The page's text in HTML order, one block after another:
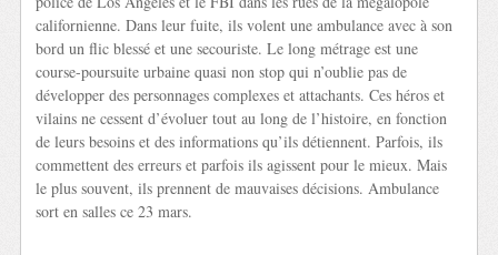
californienne. Dans leur fuite, ils volent une ambulance avec à son
bord un flic blessé et une secouriste. Le long métrage est une
course-poursuite urbaine quasi non stop qui n’oublie pas de
développer des personnages complexes et attachants. Ces héros et
vilains ne cessent d’évoluer tout au long de l’histoire, en fonction
de leurs besoins et des informations qu’ils détiennent. Parfois, ils
commettent des erreurs et parfois ils agissent pour le mieux. Mais
le plus souvent, ils prennent de mauvaises décisions. Ambulance
sort en salles ce 23 mars.